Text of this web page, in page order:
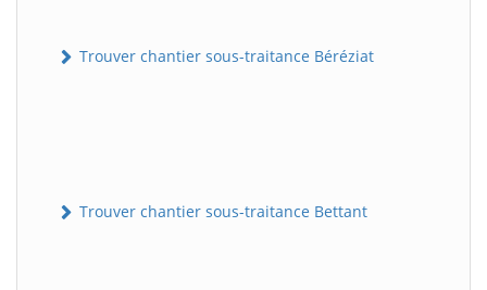
Trouver chantier sous-traitance Béréziat
Trouver chantier sous-traitance Bettant